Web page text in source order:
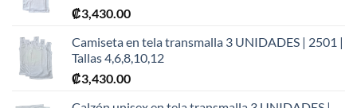
₡3,430.00
Camiseta en tela transmalla 3 UNIDADES | 2501 |
Tallas 4,6,8,10,12
₡3,430.00